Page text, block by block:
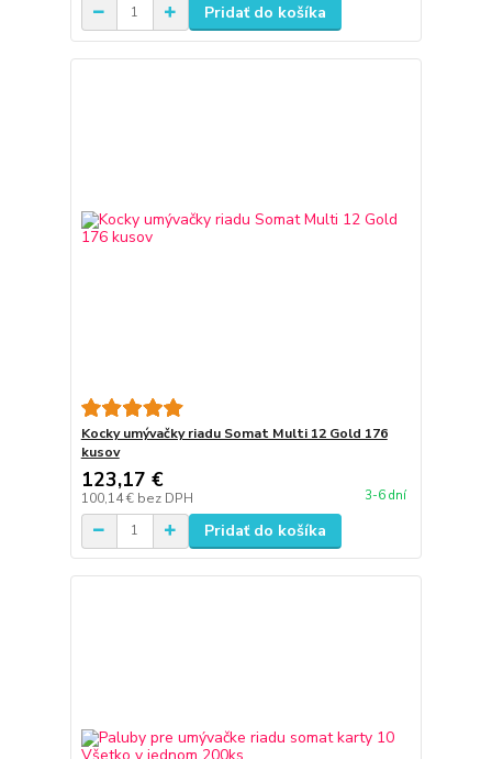
Pridať do košíka
Kocky umývačky riadu Somat Multi 12 Gold 176
kusov
123,17 €
100,14 € bez DPH 3-6 dní
Pridať do košíka